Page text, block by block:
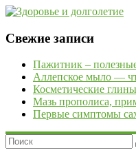
Skip
content
Здоровье
долголетие
Рецепты
народной
медицины.
Сайт
о
Свежие записи
Пажитник –
Аллепское мыло —
Косметические
Мазь прополиса,
Первые симптомы